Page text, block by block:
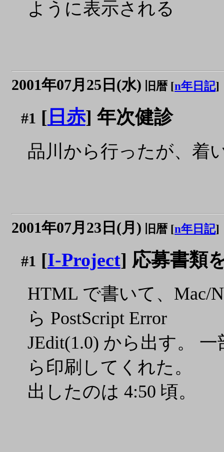
ように表示される
2001年07月25日(水) 旧暦 [n年日記]
#1 [ 日赤] 年次健診
品川から行ったが、着
2001年07月23日(月) 旧暦 [n年日記]
#1 [I-Project] 応募書類
HTML で書いて、Mac/
ら PostScript Error
JEdit(1.0) から出す。
ら印刷してくれた。
出したのは 4:50 頃。